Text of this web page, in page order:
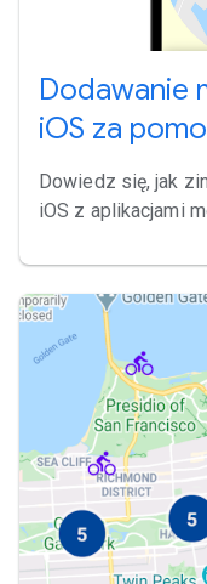
Dodawanie
iOS za
Dowiedz się, jak
iOS z aplikacjami